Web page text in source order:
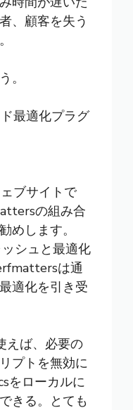
、顧客を失う
。
最適化プラグ
ブサイトで
の組み合
めします。
シュと最適化
は通
適化を引き受
えば、必要の
プトを無効に
をローカルに
きる。とても